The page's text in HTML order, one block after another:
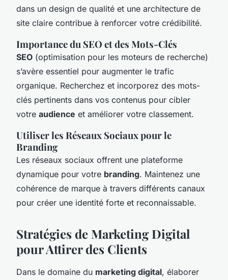
dans un design de qualité et une architecture de
site claire contribue à renforcer votre crédibilité.
Importance du SEO et des Mots-Clés
SEO (optimisation pour les moteurs de recherche)
s’avère essentiel pour augmenter le trafic
organique. Recherchez et incorporez des mots-
clés pertinents dans vos contenus pour cibler
votre audience et améliorer votre classement.
Utiliser les Réseaux Sociaux pour le
Branding
Les réseaux sociaux offrent une plateforme
dynamique pour votre branding. Maintenez une
cohérence de marque à travers différents canaux
pour créer une identité forte et reconnaissable.
Stratégies de Marketing Digital
pour Attirer des Clients
Dans le domaine du marketing digital, élaborer